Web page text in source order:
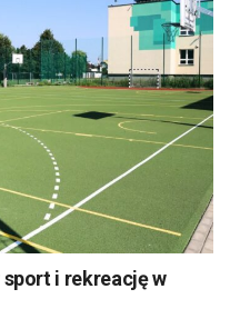
i rekreację w